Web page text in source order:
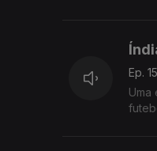
Ep. 15
Uma